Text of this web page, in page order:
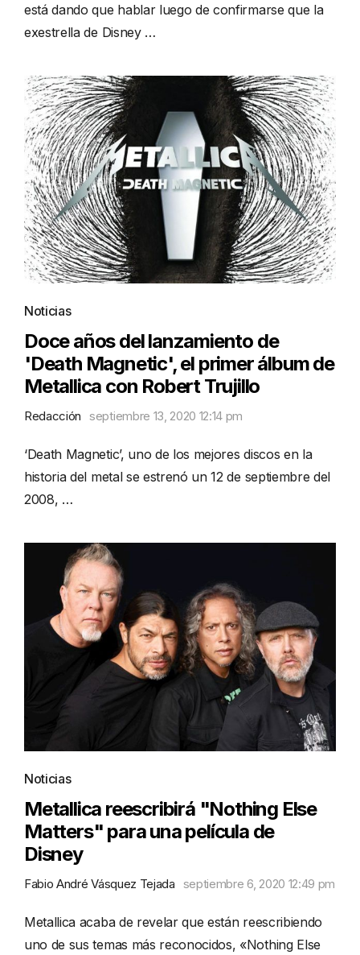
está dando que hablar luego de confirmarse que la
exestrella de Disney …
Noticias
Doce años del lanzamiento de
'Death Magnetic', el primer álbum de
Metallica con Robert Trujillo
Redacción septiembre 13, 2020 12:14 pm
‘Death Magnetic’, uno de los mejores discos en la
historia del metal se estrenó un 12 de septiembre del
2008, …
Noticias
Metallica reescribirá "Nothing Else
Matters" para una película de
Disney
Fabio André Vásquez Tejada septiembre 6, 2020 12:49 pm
Metallica acaba de revelar que están reescribiendo
uno de sus temas más reconocidos, «Nothing Else